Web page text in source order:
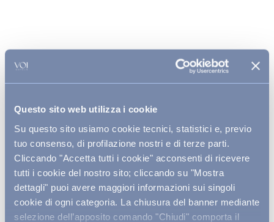
Questo sito web utilizza i cookie
Su questo sito usiamo cookie tecnici, statistici e, previo
tuo consenso, di profilazione nostri e di terze parti.
Cliccando "Accetta tutti i cookie" acconsenti di ricevere
tutti i cookie del nostro sito; cliccando su "Mostra
dettagli" puoi avere maggiori informazioni sui singoli
cookie di ogni categoria. La chiusura del banner mediante
selezione dell’apposito comando "Chiudi" comporta il
Dove trovare calette selvagge
e mare cristallino vicino
l’ambiente marino, laRiserva naturale del
Plemmiriorappresenta uno dei tratti costieri più
spettacolari. Qui scogliere, piattaforme rocciose e
piccole insenature sostituiscono le lunghe spiagge
sabbiose, offrendo punti perfetti per immersioni e
snorkeling grazie alla ricchezza dei fondali.
All’estremità opposta, nel cuore di Ortigia, la piccola
Cala Rossapermette un tuffo urbano circondato